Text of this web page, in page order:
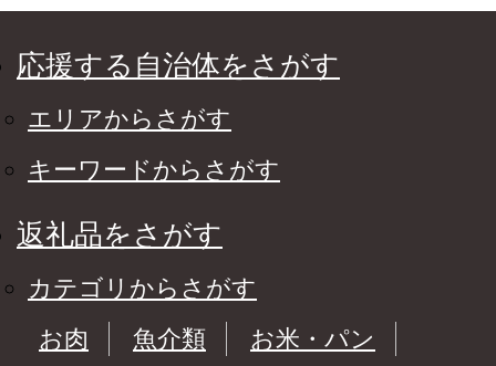
応援する自治体をさがす
エリアからさがす
キーワードからさがす
返礼品をさがす
カテゴリからさがす
お肉
魚介類
お米・パン